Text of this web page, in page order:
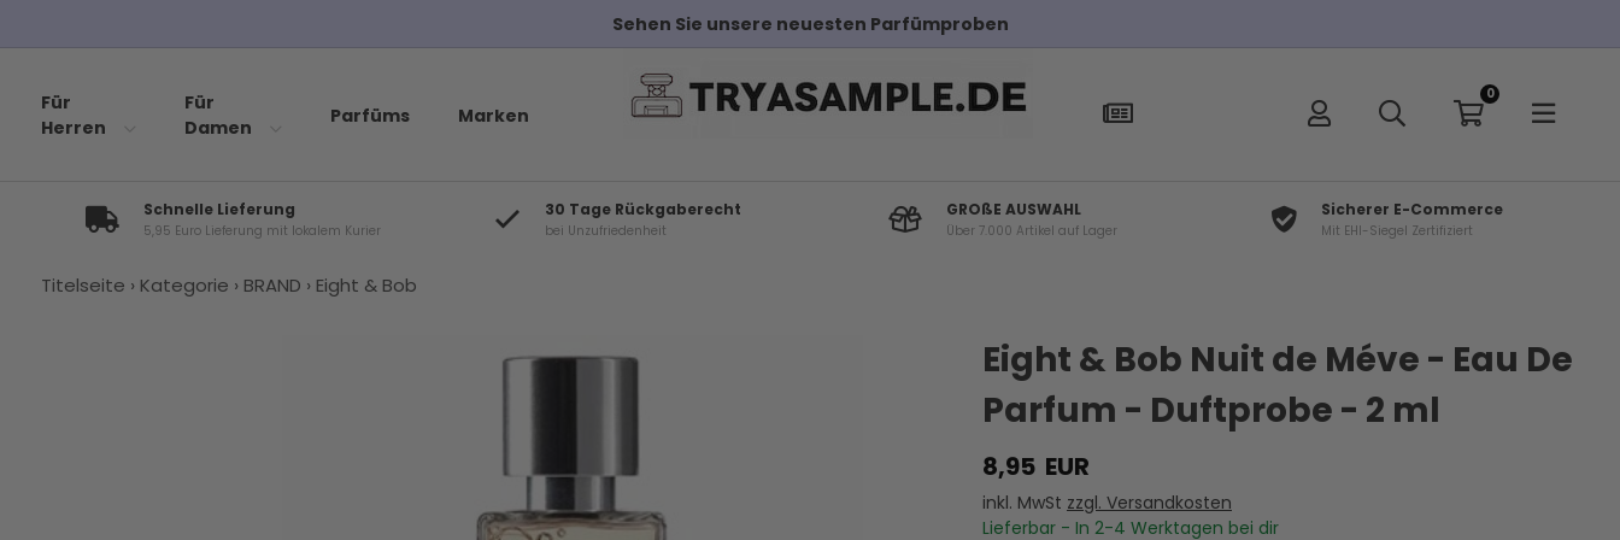
Sehen Sie unsere neuesten Parfümproben
Für
Herren
Für
Damen
Parfüms Marken
0
Schnelle Lieferung
5,95 Euro Lieferung mit lokalem Kurier
30 Tage Rückgaberecht
bei Unzufriedenheit
GROßE AUSWAHL
Über 7.000 Artikel auf Lager
Sicherer E-Commerce
Mit EHI-Siegel Zertifiziert
Titelseite › Kategorie › BRAND › Eight & Bob
Eight & Bob Nuit de Méve - Eau De
Parfum - Duftprobe - 2 ml
8,95EUR
inkl. MwSt zzgl. Versandkosten
Lieferbar - In 2-4 Werktagen bei dir